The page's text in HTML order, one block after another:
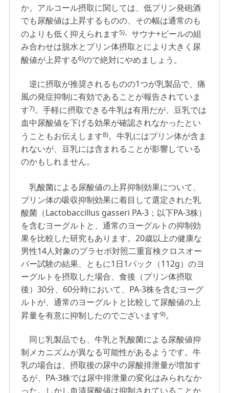
か。アルコール摂取に関しては、低プリン発砲酒
でも尿酸値は上昇するものの、その幅は通常のも
のよりも低く抑えられます5)。サウナ+ビールの組
み合わせは脱水とプリン体摂取とにより大きく尿
酸値が上昇する6)ので絶対にやめましょう。
逆に摂取が推奨されるものの1つが乳製品で、痛
風の発症抑制に有効であることが報告されていま
す7)。手軽に摂取できる牛乳は有用だが、豆乳では
血中尿酸値を下げる効果が確認されなかったとい
うこともお伝えします8)。牛乳にはプリン体が含ま
れないが、豆乳には含まれることが影響している
のかもしれません。
乳酸菌による尿酸値の上昇抑制効果について、
プリン体の吸収抑制効果に着目して選定された乳
酸菌（Lactobaccillus gasseri PA-3；以下PA-3株）
を含むヨーグルトと、通常のヨーグルトの抑制効
果を比較した研究もあります。20歳以上の健康な
男性14人対象のプラセボ対照二重盲検クロスオー
バー試験の結果、ともに1日1パック（112g）のヨ
ーグルトを摂取した場合、食後（プリン体摂取
後）30分、60分時において、PA-3株を含むヨーグ
ルトが、通常のヨーグルトと比較して尿酸値の上
昇量を有意に抑制したのでございます9)。
同じ乳製品でも、牛乳と乳酸菌による尿酸値抑
制メカニズムが異なる可能性があるようです。牛
乳の場合は、摂取後の尿中の尿酸排泄量が増加す
るが、PA-3株では尿中排泄量の変化はみられなか
った。しかし血清尿酸値は抑制されていることか